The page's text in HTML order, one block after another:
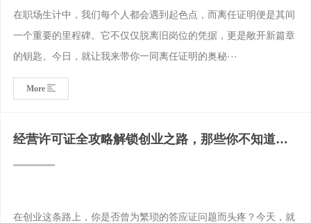
在职场生计中，我们每个人都会遇到起色点，而离任证明便是其间
一个重要的里程碑。它不仅仅脱离旧岗位的凭据，更是敞开新篇章
的钥匙。今日，就让我来带你一同离任证明的奥秘···
More
经营许可证全攻略解锁创业之路，那些你不知道的
许可奥秘！
在创业这条路上，你是否曾为繁琐的答应证问题而头疼？今天，就